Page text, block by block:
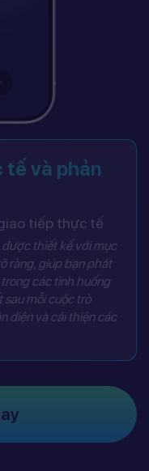
và phản
tiếp thực tế
thiết kế với mục
ràng, giúp bạn phát
các tình huống
sau mỗi cuộc trò
diện và cải thiện các